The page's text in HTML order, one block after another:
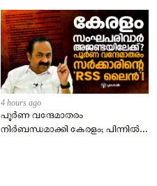
4 hours ago
പൂർണ വന്ദേമാതരം
നിർബന്ധമാക്കി കേരളം; പിന്നിൽ